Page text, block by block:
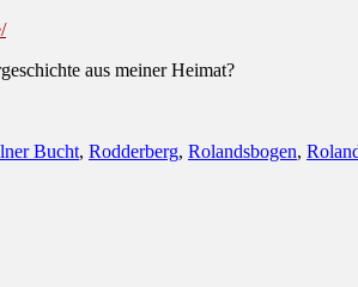
aus meiner Heimat?
Bucht, Rodderberg, Rolandsbogen,